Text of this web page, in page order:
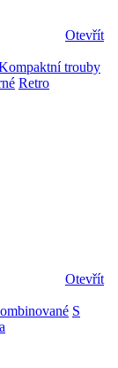
Otevřít
trouby
Retro
Otevřít
S